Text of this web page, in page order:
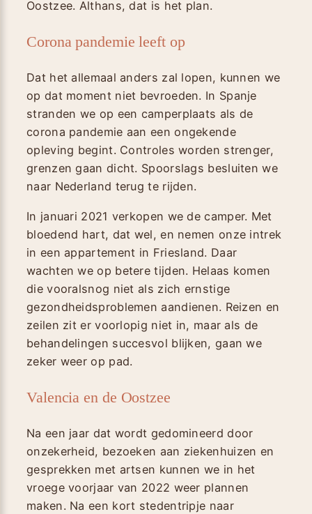
Oostzee. Althans, dat is het plan.
Corona pandemie leeft op
Dat het allemaal anders zal lopen, kunnen we
op dat moment niet bevroeden. In Spanje
stranden we op een camperplaats als de
corona pandemie aan een ongekende
opleving begint. Controles worden strenger,
grenzen gaan dicht. Spoorslags besluiten we
naar Nederland terug te rijden.
In januari 2021 verkopen we de camper. Met
bloedend hart, dat wel, en nemen onze intrek
in een appartement in Friesland. Daar
wachten we op betere tijden. Helaas komen
die vooralsnog niet als zich ernstige
gezondheidsproblemen aandienen. Reizen en
zeilen zit er voorlopig niet in, maar als de
behandelingen succesvol blijken, gaan we
zeker weer op pad.
Valencia en de Oostzee
Na een jaar dat wordt gedomineerd door
onzekerheid, bezoeken aan ziekenhuizen en
gesprekken met artsen kunnen we in het
vroege voorjaar van 2022 weer plannen
maken. Na een kort stedentripje naar